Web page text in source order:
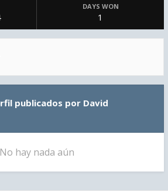
DAYS WON
1
publicados por David
No hay nada aún